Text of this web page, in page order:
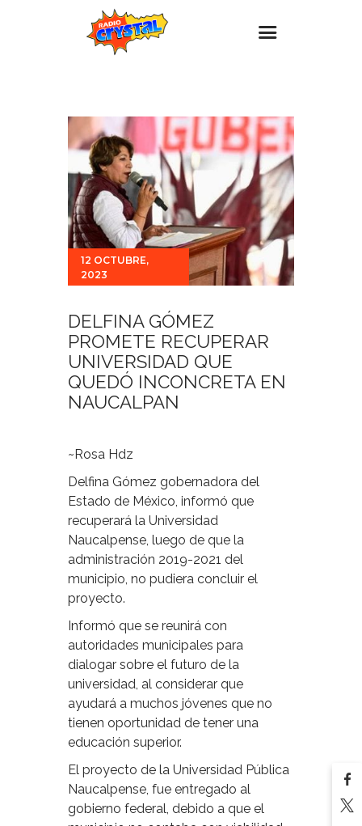
Estaciones
Eventos
Promociones
Noticias
Para ti
Contacto
12 OCTUBRE,
2023
DELFINA GÓMEZ
PROMETE RECUPERAR
UNIVERSIDAD QUE
QUEDÓ INCONCRETA EN
NAUCALPAN
~Rosa Hdz
Delfina Gómez gobernadora del
Estado de México, informó que
recuperará la Universidad
Naucalpense, luego de que la
administración 2019-2021 del
municipio, no pudiera concluir el
proyecto.
Informó que se reunirá con
autoridades municipales para
dialogar sobre el futuro de la
universidad, al considerar que
ayudará a muchos jóvenes que no
tienen oportunidad de tener una
educación superior.
El proyecto de la Universidad Pública
Naucalpense, fue entregado al
gobierno federal, debido a que el